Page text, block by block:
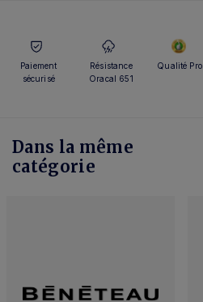
Paiement
sécurisé
Résistance
Oracal 651
Qualité Pro.
Dans la même
catégorie